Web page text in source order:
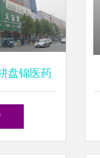
盘锦医药
服务网络